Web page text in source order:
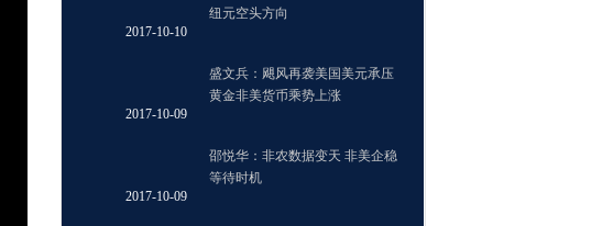
2017-10-10
纽元空头方向
2017-10-09
盛文兵：飓风再袭美国美元承压
黄金非美货币乘势上涨
2017-10-09
邵悦华：非农数据变天 非美企稳
等待时机